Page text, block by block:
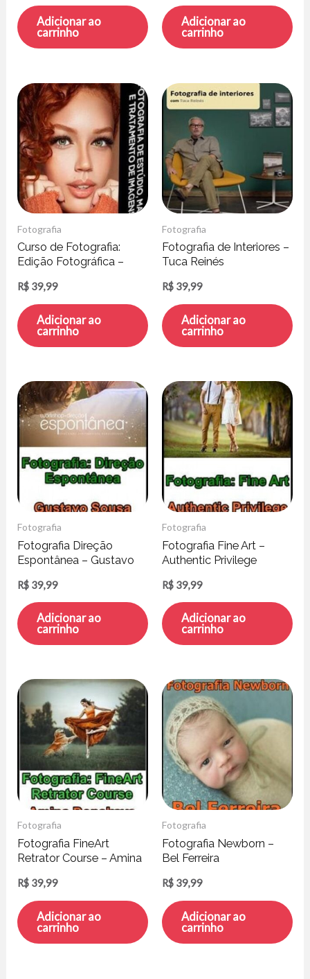
Adicionar ao
carrinho
Adicionar ao
carrinho
Fotografia
Curso de Fotografia:
Edição Fotográfica –
R$ 39,99
Adicionar ao
carrinho
Fotografia
Fotografia de Interiores –
Tuca Reinés
R$ 39,99
Adicionar ao
carrinho
Fotografia
Fotografia Direção
Espontânea – Gustavo
R$ 39,99
Adicionar ao
carrinho
Fotografia
Fotografia Fine Art –
Authentic Privilege
R$ 39,99
Adicionar ao
carrinho
Fotografia
Fotografia FineArt
Retrator Course – Amina
R$ 39,99
Adicionar ao
carrinho
Fotografia
Fotografia Newborn –
Bel Ferreira
R$ 39,99
Adicionar ao
carrinho